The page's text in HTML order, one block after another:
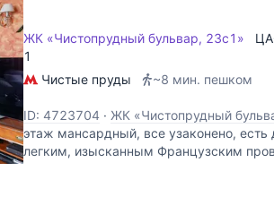
ЖК «Чистопрудный бульвар, 23с1»
1
Чистые пруды
~8 мин. пешком
ID: 4723704 · ЖК «Чистопрудный
этаж мансардный, все узаконено,
легким, изысканным Французским